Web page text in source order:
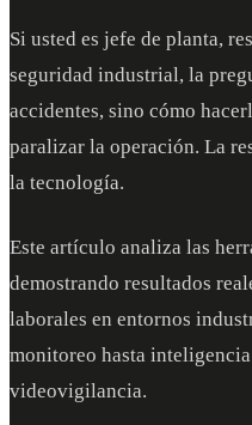
Si usted es jefe de planta,
seguridad industrial, la
accidentes, sino cómo
paralizar la operación. La
la tecnología.
Este artículo analiza las
demostrando resultados
laborales en entornos
monitoreo hasta
videovigilancia.